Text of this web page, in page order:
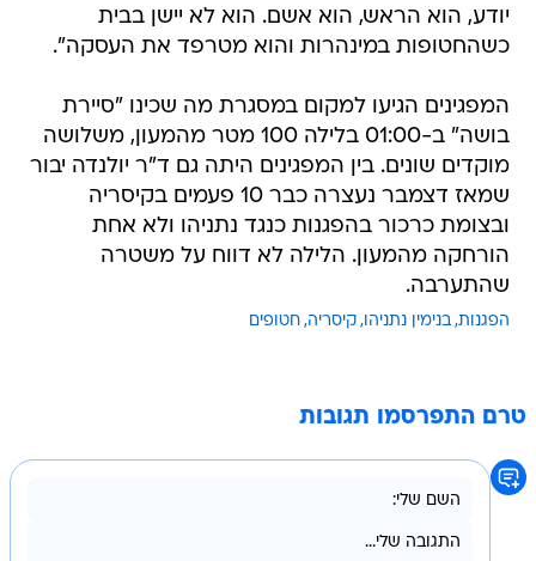
יודע, הוא הראש, הוא אשם. הוא לא יישן בבית
כשהחטופות במינהרות והוא מטרפד את העסקה".
המפגינים הגיעו למקום במסגרת מה שכינו "סיירת
בושה" ב-01:00 בלילה 100 מטר מהמעון, משלושה
מוקדים שונים. בין המפגינים היתה גם ד"ר יולנדה יבור
שמאז דצמבר נעצרה כבר 10 פעמים בקיסריה
ובצומת כרכור בהפגנות כנגד נתניהו ולא אחת
הורחקה מהמעון. הלילה לא דווח על משטרה
שהתערבה.
הפגנות בנימין נתניהו קיסריה חטופים
טרם התפרסמו תגובות